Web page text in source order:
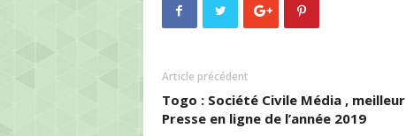
Article précédent
Togo : Société Civile Média , meilleur
Presse en ligne de l’année 2019